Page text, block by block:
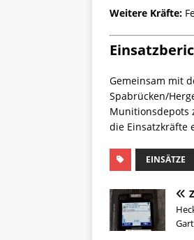
Weitere Kräfte:
Gemeinsam mit
Spabrücken/
Munitionsdepots
die Einsatzkräfte
EINSÄTZE